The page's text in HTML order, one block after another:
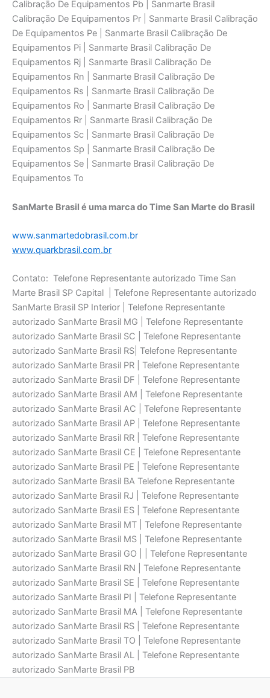
SanMarte Brasil é uma marca do Time San Marte do Brasil
www.sanmartedobrasil.com.br
www.quarkbrasil.com.br
Contato: Telefone Representante autorizado Time San
Marte Brasil SP Capital | Telefone Representante autorizado
SanMarte Brasil SP Interior | Telefone Representante
autorizado SanMarte Brasil MG | Telefone Representante
autorizado SanMarte Brasil SC | Telefone Representante
autorizado SanMarte Brasil RS| Telefone Representante
autorizado SanMarte Brasil PR | Telefone Representante
autorizado SanMarte Brasil DF | Telefone Representante
autorizado SanMarte Brasil AM | Telefone Representante
autorizado SanMarte Brasil AC | Telefone Representante
autorizado SanMarte Brasil AP | Telefone Representante
autorizado SanMarte Brasil RR | Telefone Representante
autorizado SanMarte Brasil CE | Telefone Representante
autorizado SanMarte Brasil PE | Telefone Representante
autorizado SanMarte Brasil BA Telefone Representante
autorizado SanMarte Brasil RJ | Telefone Representante
autorizado SanMarte Brasil ES | Telefone Representante
autorizado SanMarte Brasil MT | Telefone Representante
autorizado SanMarte Brasil MS | Telefone Representante
autorizado SanMarte Brasil GO | | Telefone Representante
autorizado SanMarte Brasil RN | Telefone Representante
autorizado SanMarte Brasil SE | Telefone Representante
autorizado SanMarte Brasil PI | Telefone Representante
autorizado SanMarte Brasil MA | Telefone Representante
autorizado SanMarte Brasil RS | Telefone Representante
autorizado SanMarte Brasil TO | Telefone Representante
autorizado SanMarte Brasil AL | Telefone Representante
autorizado SanMarte Brasil PB